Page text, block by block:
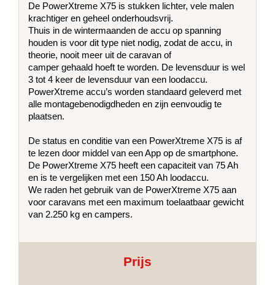
De PowerXtreme X75 is stukken lichter, vele malen
krachtiger en geheel onderhoudsvrij.
Thuis in de wintermaanden de accu op spanning
houden is voor dit type niet nodig, zodat de accu, in
theorie, nooit meer uit de caravan of
camper gehaald hoeft te worden. De levensduur is wel
3 tot 4 keer de levensduur van een loodaccu.
PowerXtreme accu’s worden standaard geleverd met
alle montagebenodigdheden en zijn eenvoudig te
plaatsen.
De status en conditie van een PowerXtreme X75 is af
te lezen door middel van een App op de smartphone.
De PowerXtreme X75 heeft een capaciteit van 75 Ah
en is te vergelijken met een 150 Ah loodaccu.
We raden het gebruik van de PowerXtreme X75 aan
voor caravans met een maximum toelaatbaar gewicht
van 2.250 kg en campers.
Prijs